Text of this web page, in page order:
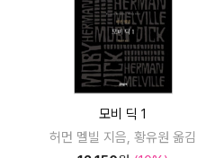
모비 딕 1
허먼 멜빌 지음, 황유원 옮김